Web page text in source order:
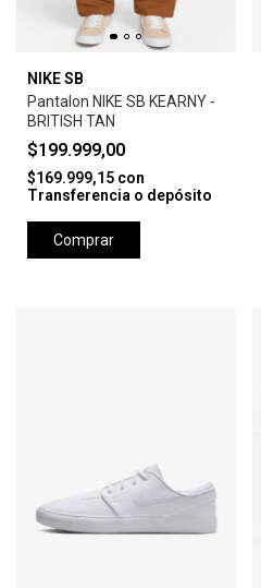
NIKE SB
Pantalon NIKE SB KEARNY -
BRITISH TAN
$199.999,00
$169.999,15 con
Transferencia o depósito
Comprar